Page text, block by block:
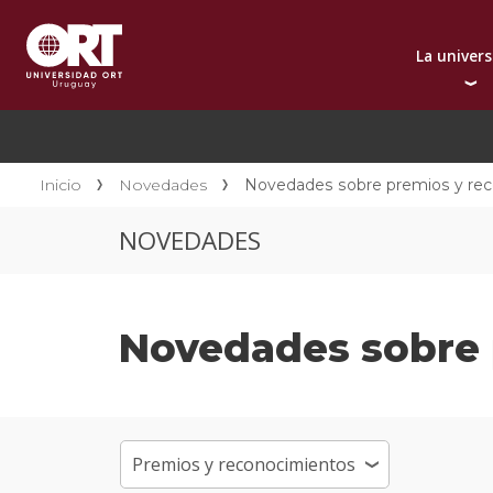
La
Presentación
Reconocimientos
Contacto
Inicio Novedades Novedades sobre premios y
NOVEDADES
Novedades